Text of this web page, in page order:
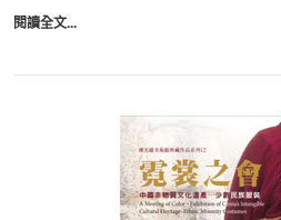
閱讀全文...